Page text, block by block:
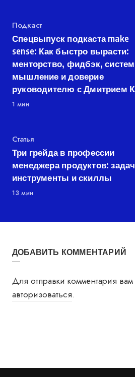
Категория
Подкаст
Спецвыпуск подкаста make
sense: Как быстро вырасти:
менторство, фидбэк,
мышление и доверие
руководителю с Дмитрием
1 мин
Категория
Статья
Три грейда в профессии
менеджера продуктов:
инструменты и скиллы
13 мин
ДОБАВИТЬ КОММЕНТАРИЙ
Для отправки комментария
авторизоваться.